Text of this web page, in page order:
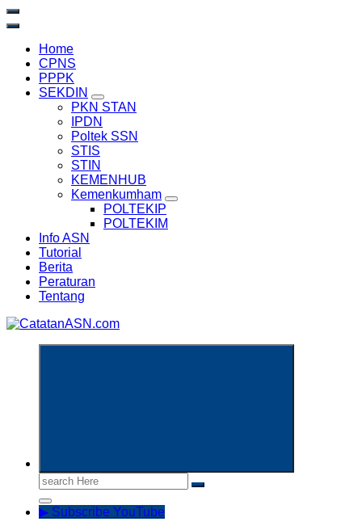
Home
CPNS
PPPK
SEKDIN
PKN STAN
IPDN
Poltek SSN
STIS
STIN
KEMENHUB
Kemenkumham
POLTEKIP
POLTEKIM
Info ASN
Tutorial
Berita
Peraturan
Tentang
Search
for:
▶ Subscribe YouTube